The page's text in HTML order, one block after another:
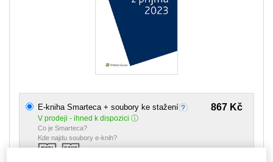
867 Kč
E-kniha Smarteca + soubory ke stažení
V prodeji - ihned k dispozici
Co je Smarteca?
Kde najdu soubory e-knih?